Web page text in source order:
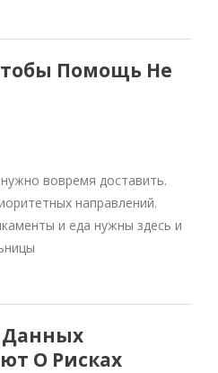
Помощь Не
вовремя доставить.
направлений.
и еда нужны здесь и
О Рисках